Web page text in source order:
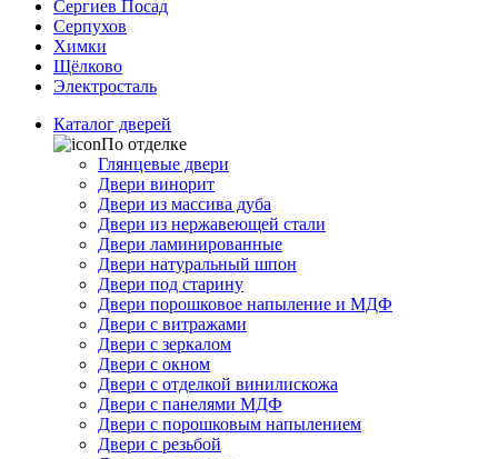
Сергиев Посад
Серпухов
Химки
Щёлково
Электросталь
Каталог дверей
По отделке
Глянцевые двери
Двери винорит
Двери из массива дуба
Двери из нержавеющей стали
Двери ламинированные
Двери натуральный шпон
Двери под старину
Двери порошковое напыление и МДФ
Двери с витражами
Двери с зеркалом
Двери с окном
Двери с отделкой винилискожа
Двери с панелями МДФ
Двери с порошковым напылением
Двери с резьбой